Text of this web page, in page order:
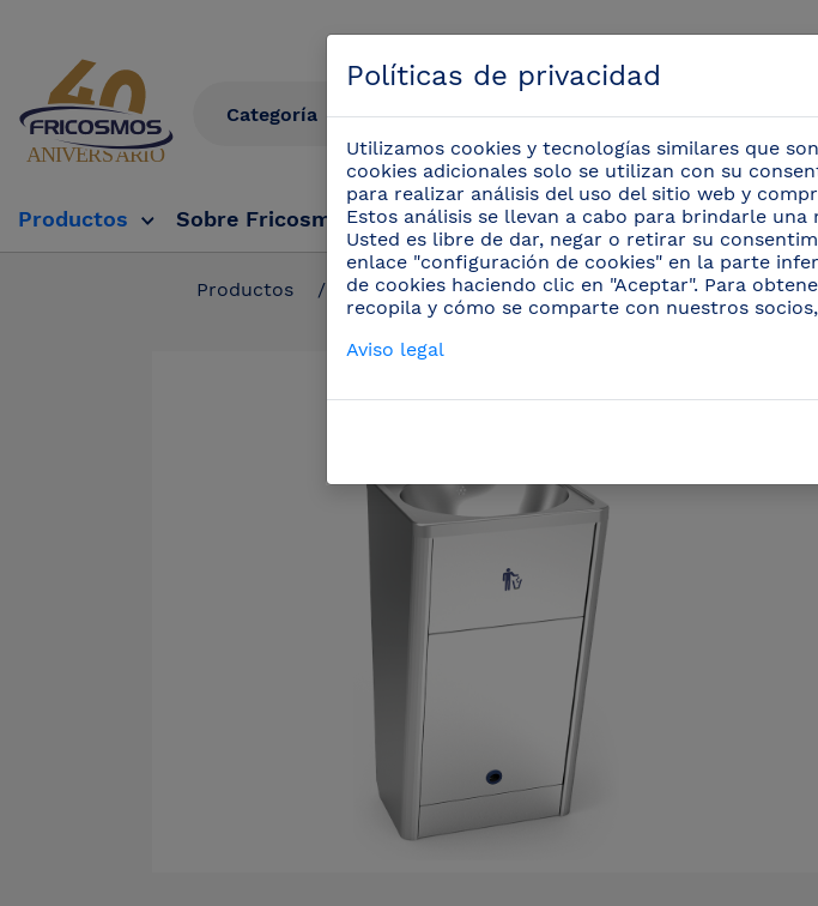
Productos Sobre Fricosmos Fricosmos Tv Eventos
Productos / Lavamanos inox / Lavamanos inox
Políticas de privacidad
Utilizamos cookies y tecnologías similares que
cookies adicionales solo se utilizan con su
para realizar análisis del uso del sitio web y
Estos análisis se llevan a cabo para brindarle
Usted es libre de dar, negar o retirar su
enlace "configuración de cookies" en la parte
de cookies haciendo clic en "Aceptar". Para
recopila y cómo se comparte con nuestros
Aviso legal